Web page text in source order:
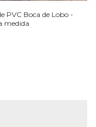
PVC Boca de Lobo -
medida